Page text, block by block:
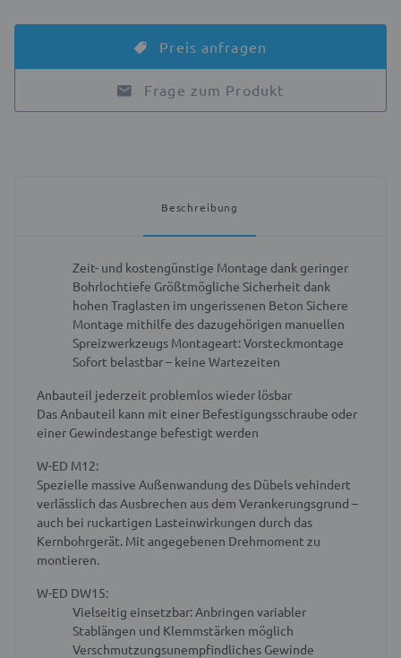
Preis anfragen
Frage zum Produkt
Beschreibung
Zeit- und kostengünstige Montage dank geringer
Bohrlochtiefe Größtmögliche Sicherheit dank
hohen Traglasten im ungerissenen Beton Sichere
Montage mithilfe des dazugehörigen manuellen
Spreizwerkzeugs Montageart: Vorsteckmontage
Sofort belastbar – keine Wartezeiten
Anbauteil jederzeit problemlos wieder lösbar
Das Anbauteil kann mit einer Befestigungsschraube oder
einer Gewindestange befestigt werden
W-ED M12:
Spezielle massive Außenwandung des Dübels vehindert
verlässlich das Ausbrechen aus dem Verankerungsgrund –
auch bei ruckartigen Lasteinwirkungen durch das
Kernbohrgerät. Mit angegebenen Drehmoment zu
montieren.
W-ED DW15:
Vielseitig einsetzbar: Anbringen variabler
Stablängen und Klemmstärken möglich
Verschmutzungsunempfindliches Gewinde